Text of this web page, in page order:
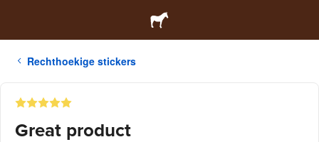
Rechthoekige stickers
Great product